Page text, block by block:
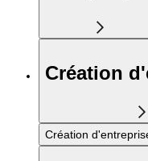
Création
Création